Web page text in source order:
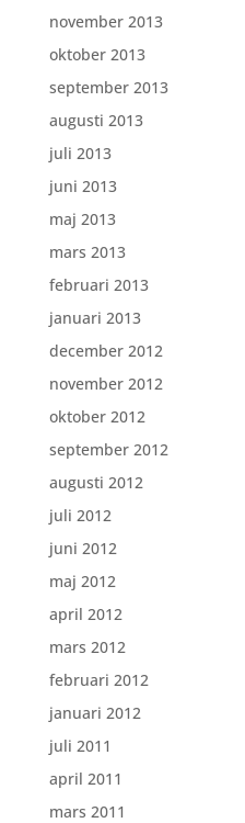
november 2013
oktober 2013
september 2013
augusti 2013
juli 2013
juni 2013
maj 2013
mars 2013
februari 2013
januari 2013
december 2012
november 2012
oktober 2012
september 2012
augusti 2012
juli 2012
juni 2012
maj 2012
april 2012
mars 2012
februari 2012
januari 2012
juli 2011
april 2011
mars 2011